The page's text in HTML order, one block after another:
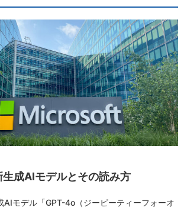
成AIモデルとその読み方
モデル「GPT-4o（ジーピーティーフォーオ